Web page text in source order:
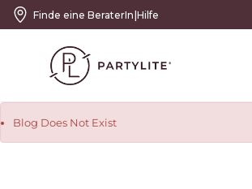
Finde eine BeraterIn|Hilfe
Blog Does Not Exist